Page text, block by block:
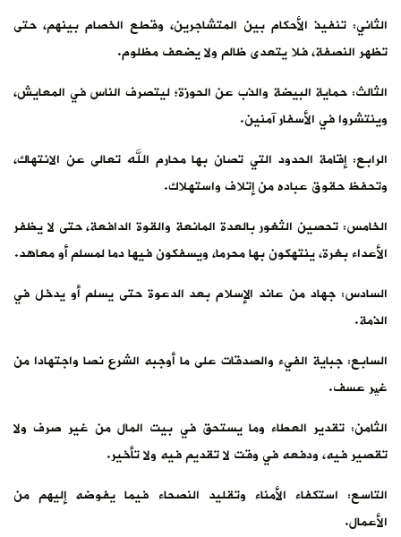
الثاني: تنفيذ الأحكام بين المتشاجرين، وقطع الخصام بينهم، حتى
تظهر النصفة، فلا يتعدى ظالم ولا يضعف مظلوم.
الثالث: حماية البيضة والذب عن الحوزة؛ ليتصرف الناس في المعايش،
وينتشروا في الأسفار آمنين.
الرابع: إقامة الحدود التي تصان بها محارم الله تعالى عن الانتهاك،
وتحفظ حقوق عباده من إتلاف واستهلاك.
الخامس: تحصين الثغور بالعدة المانعة والقوة الدافعة، حتى لا يظفر
الأعداء بغرة، ينتهكون بها محرما، ويسفكون فيها دما لمسلم أو معاهد.
السادس: جهاد من عاند الإسلام بعد الدعوة حتى يسلم أو يدخل في
الذمة.
السابع: جباية الفيء والصدقات على ما أوجبه الشرع نصا واجتهادا من
غیر عسف.
الثامن: تقدير العطاء وما يستحق في بيت المال من غير صرف ولا
تقصير فيه، ودفعه في وقت لا تقديم فيه ولا تأخير.
التاسع: استكفاء الأمناء وتقليد النصحاء فيما يفوضه إليهم من
الأعمال.